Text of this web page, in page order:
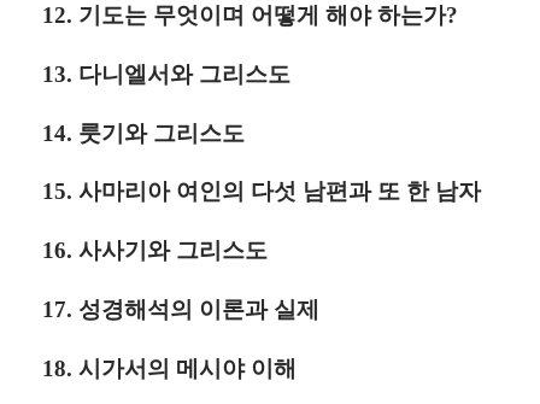
12. 기도는 무엇이며 어떻게 해야 하는가?
13. 다니엘서와 그리스도
14. 룻기와 그리스도
15. 사마리아 여인의 다섯 남편과 또 한 남자
16. 사사기와 그리스도
17. 성경해석의 이론과 실제
18. 시가서의 메시야 이해